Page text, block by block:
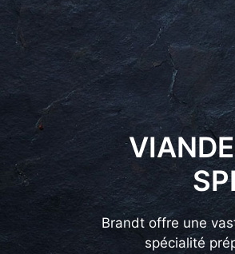
Brandt offre une
spécialité